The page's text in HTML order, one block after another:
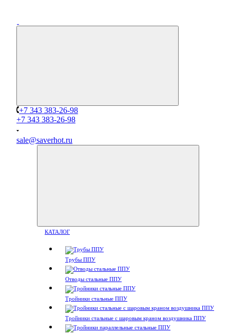
+7 343 383-26-98
+7 343 383-26-98
sale@saverhot.ru
КАТАЛОГ
Трубы ППУ
Отводы стальные ППУ
Тройники стальные ППУ
Тройники стальные с шаровым краном воздушника ППУ